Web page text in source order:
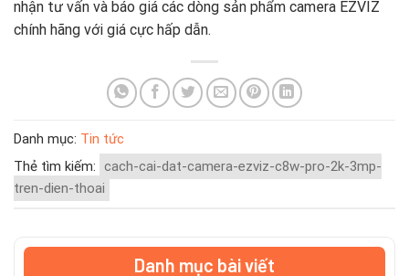
nhận tư vấn và báo giá các dòng sản phẩm camera EZVIZ
chính hãng với giá cực hấp dẫn.
Danh mục: Tin tức
Thẻ tìm kiếm: cach-cai-dat-camera-ezviz-c8w-pro-2k-3mp-
tren-dien-thoai
Danh mục bài viết